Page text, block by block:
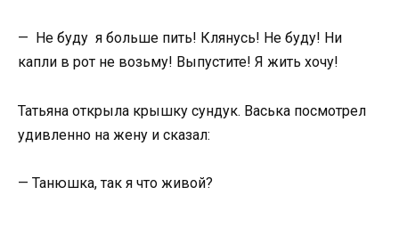
— Не буду я больше пить! Клянусь! Не буду! Ни
капли в рот не возьму! Выпустите! Я жить хочу!
Татьяна открыла крышку сундук. Васька посмотрел
удивленно на жену и сказал:
— Танюшка, так я что живой?